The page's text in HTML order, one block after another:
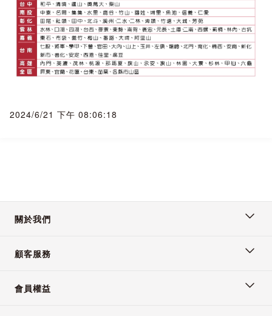
二、簽收時請務必檢查外觀，若外觀有破損、瑕疵、撞凹，請
務必拒收商品，請通知我們將重新發貨。
三、簽收後務必全程錄影並立即拆封查驗，若拆封後外觀有瑕
疵，請立即通報賣家向物流公司報備(我們需於簽收24小時內完
成報備才可申請貨故理賠)，並且請您通報原廠到府鑑定，但有
於買方， 但若有於24小時內完成報備， 我們可協助客人向貨
2024/6/21 下午 08:06:18
關於我們
顧客服務
會員權益